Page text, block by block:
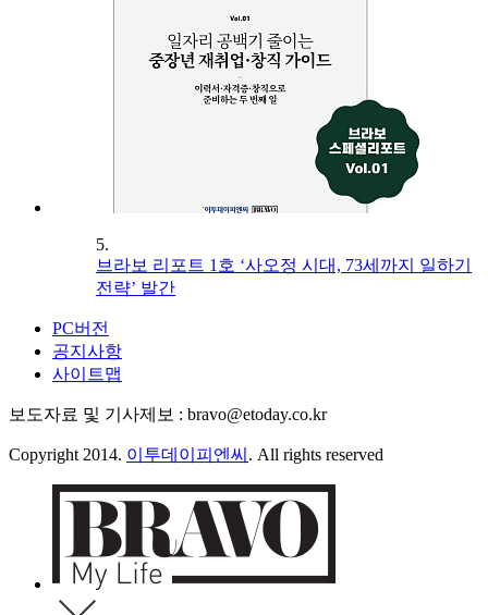
5.
브라보 리포트 1호 ‘사오정 시대, 73세까지 일하기
전략’ 발간
PC버전
공지사항
사이트맵
보도자료 및 기사제보 : bravo@etoday.co.kr
Copyright 2014. 이투데이피엔씨 . All rights reserved